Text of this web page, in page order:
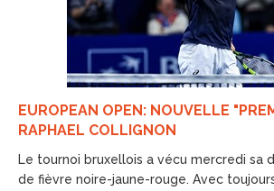
EUROPEAN OPEN: NOUVELLE
RAPHAEL COLLIGNON
Le tournoi bruxellois a vécu mercredi sa
de fièvre noire-jaune-rouge. Avec